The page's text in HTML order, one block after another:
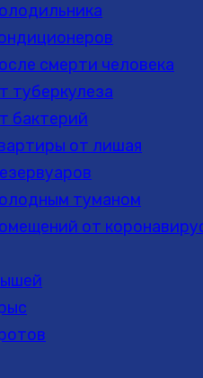
смерти человека
туберкулеза
бактерий
от лишая
туманом
от